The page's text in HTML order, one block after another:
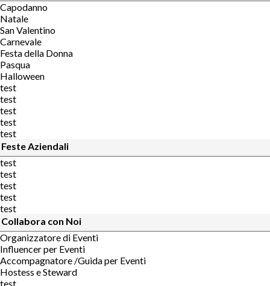
Capodanno
Natale
San Valentino
Carnevale
Festa della Donna
Pasqua
Halloween
test
test
test
test
test
Feste Aziendali
test
test
test
test
test
Collabora con Noi
Organizzatore di Eventi
Influencer per Eventi
Accompagnatore /Guida per Eventi
Hostess e Steward
test